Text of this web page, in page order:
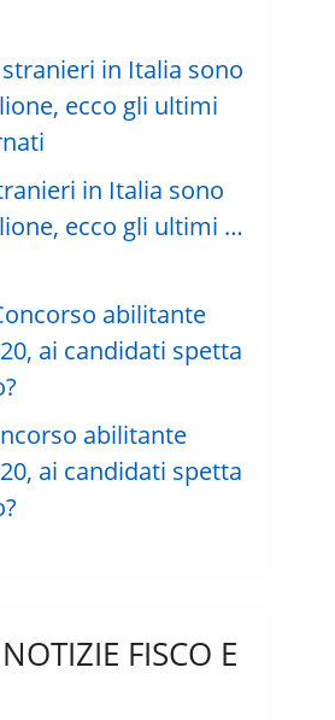
in Italia sono
ecco gli ultimi …
abilitante
ai candidati spetta
FISCO E